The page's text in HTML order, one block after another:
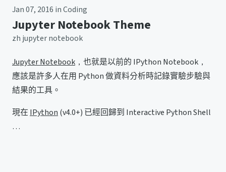
Jan 07, 2016 inCoding
Jupyter Notebook Theme
zh jupyternotebook
Jupyter Notebook ，也就是以前的 IPython Notebook，
應該是許多人在用 Python 做資料分析時記錄實驗步驗與
結果的工具。
現在 IPython (v4.0+) 已經回歸到 Interactive Python Shell
…